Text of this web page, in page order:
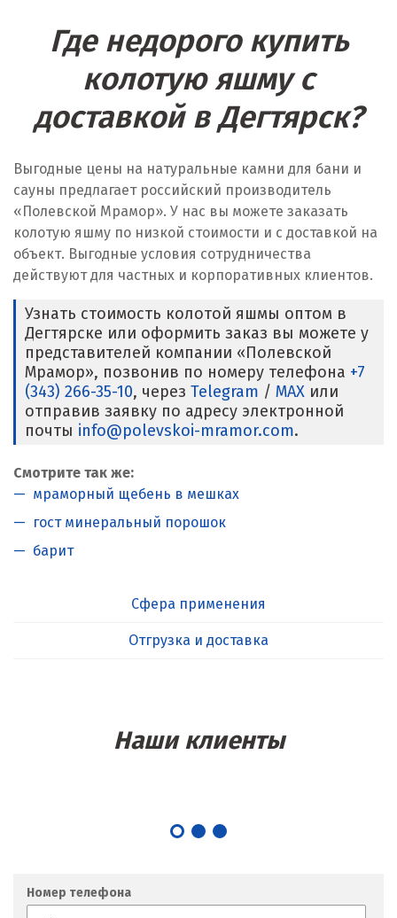
Где недорого купить
колотую яшму с
доставкой в Дегтярск?
Выгодные цены на натуральные камни для бани и
сауны предлагает российский производитель
«Полевской Мрамор». У нас вы можете заказать
колотую яшму по низкой стоимости и с доставкой на
объект. Выгодные условия сотрудничества
действуют для частных и корпоративных клиентов.
Узнать стоимость колотой яшмы оптом в
Дегтярске или оформить заказ вы можете у
представителей компании «Полевской
Мрамор», позвонив по номеру телефона +7
(343) 266-35-10, через Telegram / MAX или
отправив заявку по адресу электронной
почты info@polevskoi-mramor.com.
Смотрите так же:
мраморный щебень в мешках
гост минеральный порошок
барит
Сфера применения
Отгрузка и доставка
Наши клиенты
Номер телефона